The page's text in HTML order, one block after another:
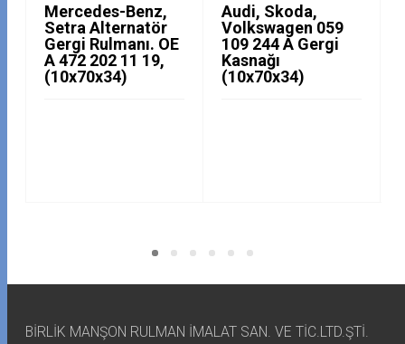
Mercedes-Benz,
Setra Alternatör
Gergi Rulmanı. OE
A 472 202 11 19,
(10x70x34)
Audi, Skoda,
Volkswagen 059
109 244 A Gergi
Kasnağı
(10x70x34)
BİRLİK MANŞON RULMAN İMALAT SAN. VE TİC.LTD.ŞTİ.